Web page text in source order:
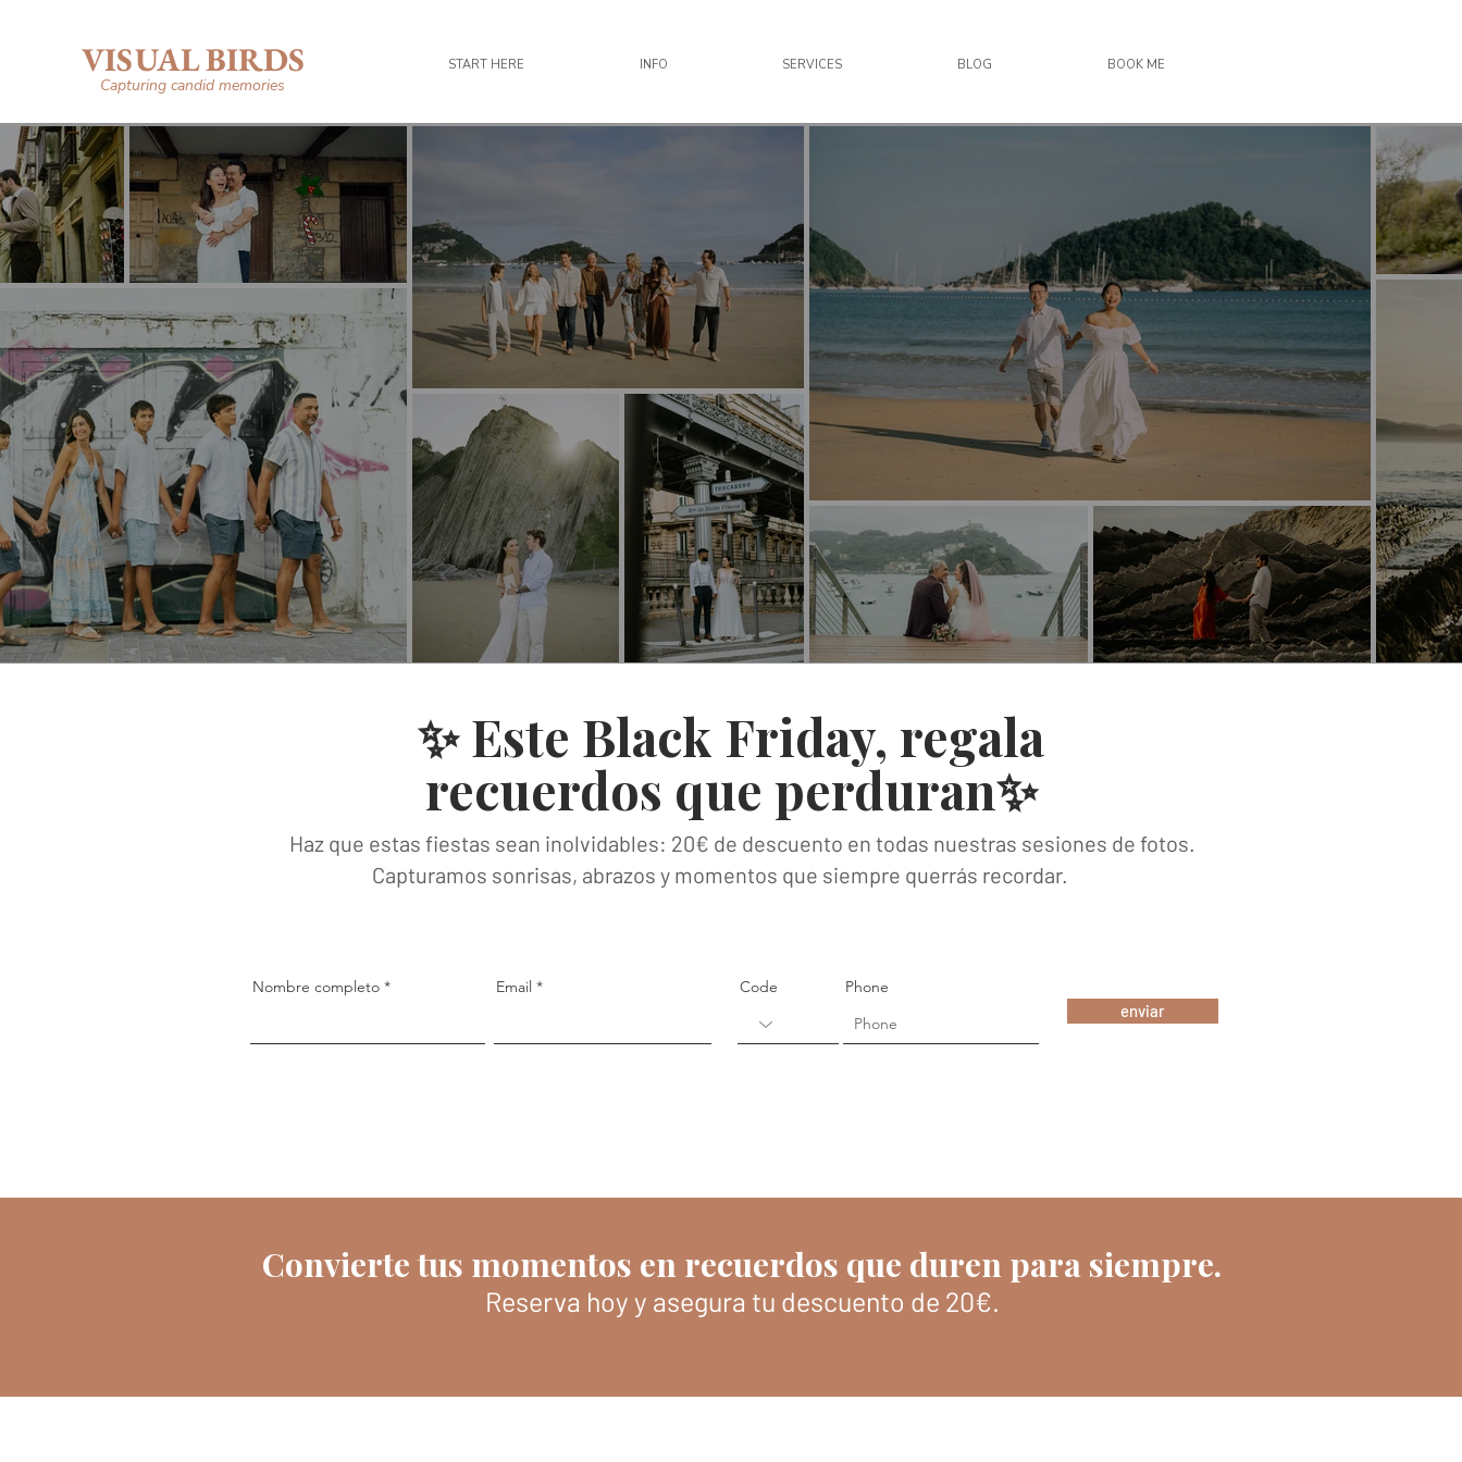
VISUAL BIRDS
Capturing candid memories
START HERE INFO SERVICES BLOG BOOK ME
✨ Este Black Friday, regala
recuerdos que perduran✨
Haz que estas fiestas sean inolvidables: 20€ de descuento en todas nuestras sesiones de fotos.
Capturamos sonrisas, abrazos y momentos que siempre querrás recordar.
Nombre completo Email Code
Phone
enviar
Convierte tus momentos en recuerdos que duren para siempre.
Reserva hoy y asegura tu descuento de 20€.